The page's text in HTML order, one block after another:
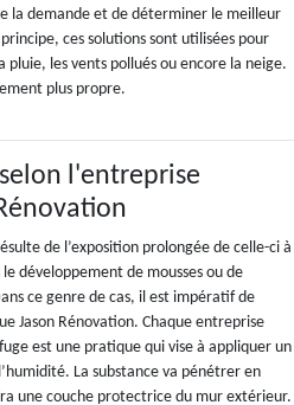
la demande et de déterminer le meilleur
ces solutions sont utilisées pour
les vents pollués ou encore la neige.
plus propre.
l'entreprise
de l’exposition prolongée de celle-ci à
développement de mousses ou de
ce genre de cas, il est impératif de
Jason Rénovation. Chaque entreprise
est une pratique qui vise à appliquer un
La substance va pénétrer en
une couche protectrice du mur extérieur.